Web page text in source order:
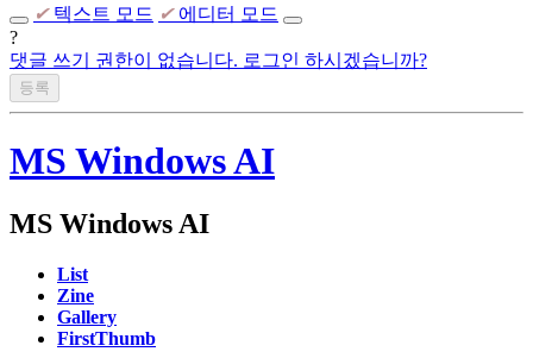
✔ 텍스트 모드 ✔ 에디터 모드
?
댓글 쓰기 권한이 없습니다. 로그인 하시겠습니까?
MS Windows AI
MS Windows AI
List
Zine
Gallery
FirstThumb